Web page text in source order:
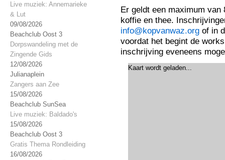
Live muziek: Annemarieke
& Lut
09/08/2026
Beachclub Oost 3
Dorpswandeling met de
Zingende Gids
12/08/2026
Julianaplein
Zangers aan Zee
15/08/2026
Beachclub SunSea
Live muziek: Baldado's
15/08/2026
Beachclub Oost 3
Gratis Thema Rondleiding
16/08/2026
Er geldt een maximum
koffie en thee.
info@kopvanwaz.org of in
voordat het begint de
inschrijving eveneens
Kaart wordt geladen...